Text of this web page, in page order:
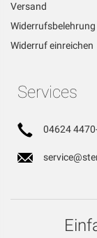
Versand
Widerrufsbelehrung
Widerruf einreichen
Services
04624